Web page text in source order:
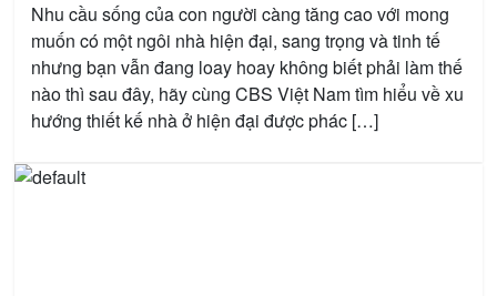
Nhu cầu sống của con người càng tăng cao với mong
muốn có một ngôi nhà hiện đại, sang trọng và tinh tế
nhưng bạn vẫn đang loay hoay không biết phải làm thế
nào thì sau đây, hãy cùng CBS Việt Nam tìm hiểu về xu
hướng thiết kế nhà ở hiện đại được phác […]